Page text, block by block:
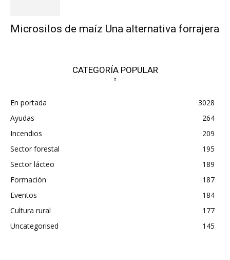
Microsilos de maíz Una alternativa forrajera
CATEGORÍA POPULAR
En portada
3028
Ayudas
264
Incendios
209
Sector forestal
195
Sector lácteo
189
Formación
187
Eventos
184
Cultura rural
177
Uncategorised
145